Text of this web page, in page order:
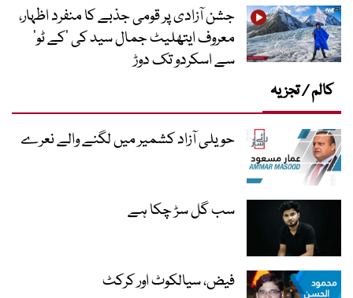
جشن آزادی پر قومی جذبے کا منفرد اظہار،
معروف ایتھلیٹ جمال سید کی ’کے ٹو‘
سے اسکردو تک دوڑ
کالم / تجزیہ
حویلی آزاد کشمیر میں لگنے والے نعرے
سب گل سڑ چکا ہے
فیض، سیالکوٹ اور کرکٹ